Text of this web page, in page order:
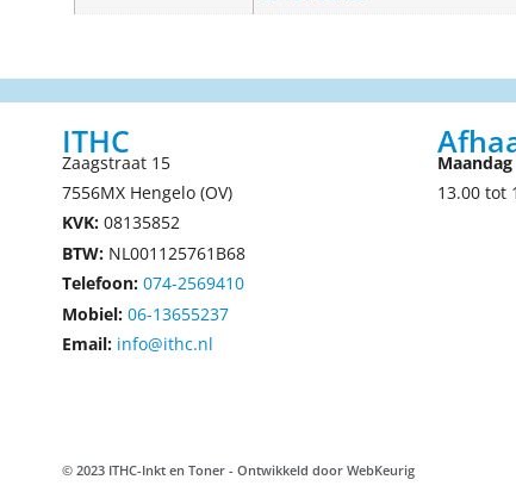
ITHC
Zaagstraat 15
7556MX Hengelo (OV)
KVK: 08135852
BTW: NL001125761B68
Telefoon: 074-2569410
Mobiel: 06-13655237
Email: info@ithc.nl
Maandag
13.00 tot
© 2023 ITHC-Inkt en Toner - Ontwikkeld door WebKeurig